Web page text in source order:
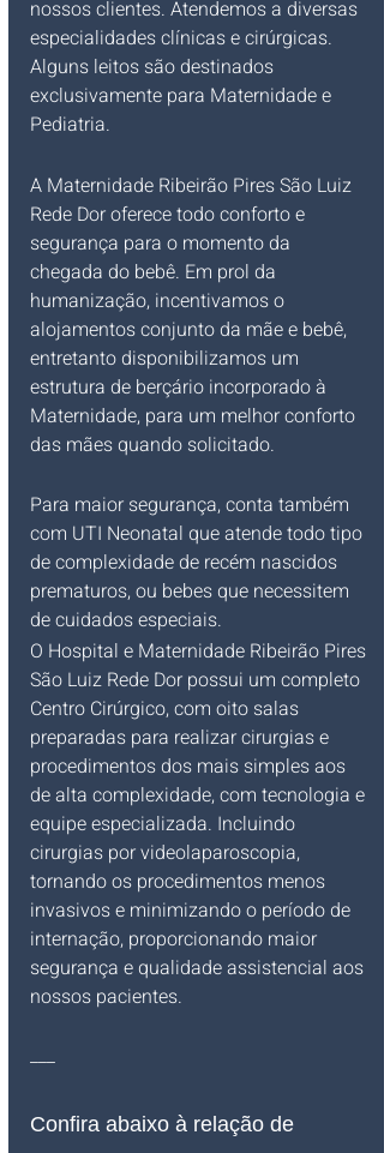
nossos clientes. Atendemos a diversas
especialidades clínicas e cirúrgicas.
Alguns leitos são destinados
exclusivamente para Maternidade e
Pediatria.
A Maternidade Ribeirão Pires São Luiz
Rede Dor oferece todo conforto e
segurança para o momento da
chegada do bebê. Em prol da
humanização, incentivamos o
alojamentos conjunto da mãe e bebê,
entretanto disponibilizamos um
estrutura de berçário incorporado à
Maternidade, para um melhor conforto
das mães quando solicitado.
Para maior segurança, conta também
com UTI Neonatal que atende todo tipo
de complexidade de recém nascidos
prematuros, ou bebes que necessitem
de cuidados especiais.
O Hospital e Maternidade Ribeirão Pires
São Luiz Rede Dor possui um completo
Centro Cirúrgico, com oito salas
preparadas para realizar cirurgias e
procedimentos dos mais simples aos
de alta complexidade, com tecnologia e
equipe especializada. Incluindo
cirurgias por videolaparoscopia,
tornando os procedimentos menos
invasivos e minimizando o período de
internação, proporcionando maior
segurança e qualidade assistencial aos
nossos pacientes.
___
Confira abaixo à relação de